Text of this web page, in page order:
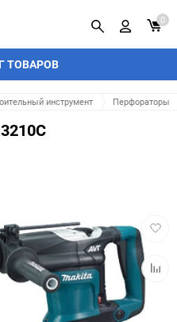
ТОВАРОВ
0
инструмент Перфораторы
в
к